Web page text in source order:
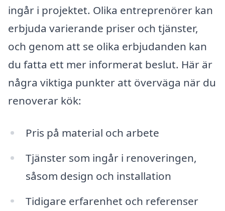
ingår i projektet. Olika entreprenörer kan
erbjuda varierande priser och tjänster,
och genom att se olika erbjudanden kan
du fatta ett mer informerat beslut. Här är
några viktiga punkter att överväga när du
renoverar kök:
Pris på material och arbete
Tjänster som ingår i renoveringen,
såsom design och installation
Tidigare erfarenhet och referenser